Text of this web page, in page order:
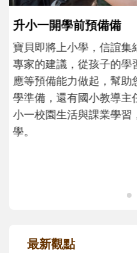
和孩子一起長大的那
不同模樣
沒有人天生就擅長當爸
次「前所未有」的體驗
大。從給予安全感的
主、角色認同及解決問
最新觀點